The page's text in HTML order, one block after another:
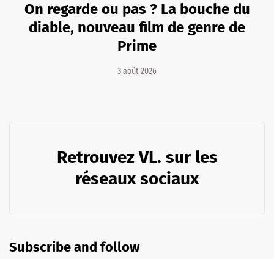
On regarde ou pas ? La bouche du
diable, nouveau film de genre de
Prime
3 août 2026
Retrouvez VL. sur les
réseaux sociaux
Subscribe and follow